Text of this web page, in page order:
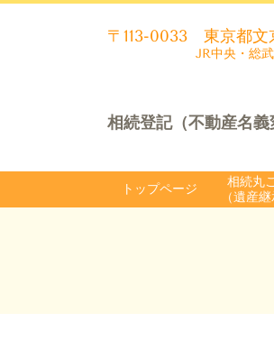
〒113-0033 東京都
JR中央・総
相続登記（不動産名
トップページ
相続丸
（遺産継